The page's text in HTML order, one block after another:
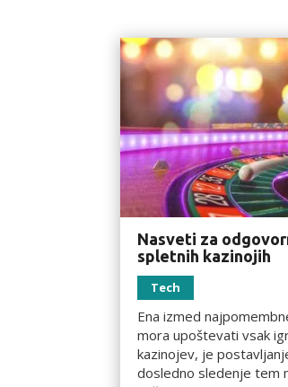
Nasveti za
spletnih kazinojih
Tech
Ena izmed
mora upoštevati vsak
kazinojev, je
dosledno sledenje tem